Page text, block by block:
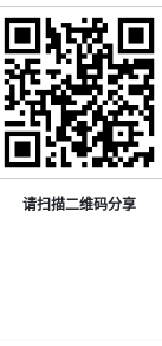
请扫描二维码分享